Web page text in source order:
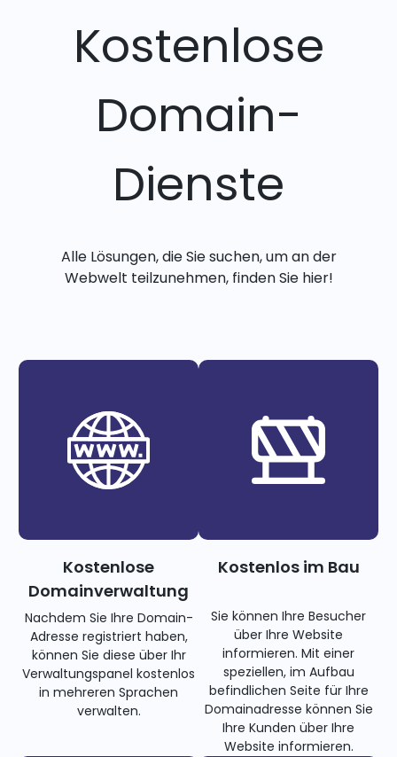
Kostenlose
Domain-
Dienste
Alle Lösungen, die Sie suchen, um an der
Webwelt teilzunehmen, finden Sie hier!
Kostenlose
Domainverwaltung
Nachdem Sie Ihre Domain-
Adresse registriert haben,
können Sie diese über Ihr
Verwaltungspanel kostenlos
in mehreren Sprachen
verwalten.
Kostenlos im Bau
Sie können Ihre Besucher
über Ihre Website
informieren. Mit einer
speziellen, im Aufbau
befindlichen Seite für Ihre
Domainadresse können Sie
Ihre Kunden über Ihre
Website informieren.